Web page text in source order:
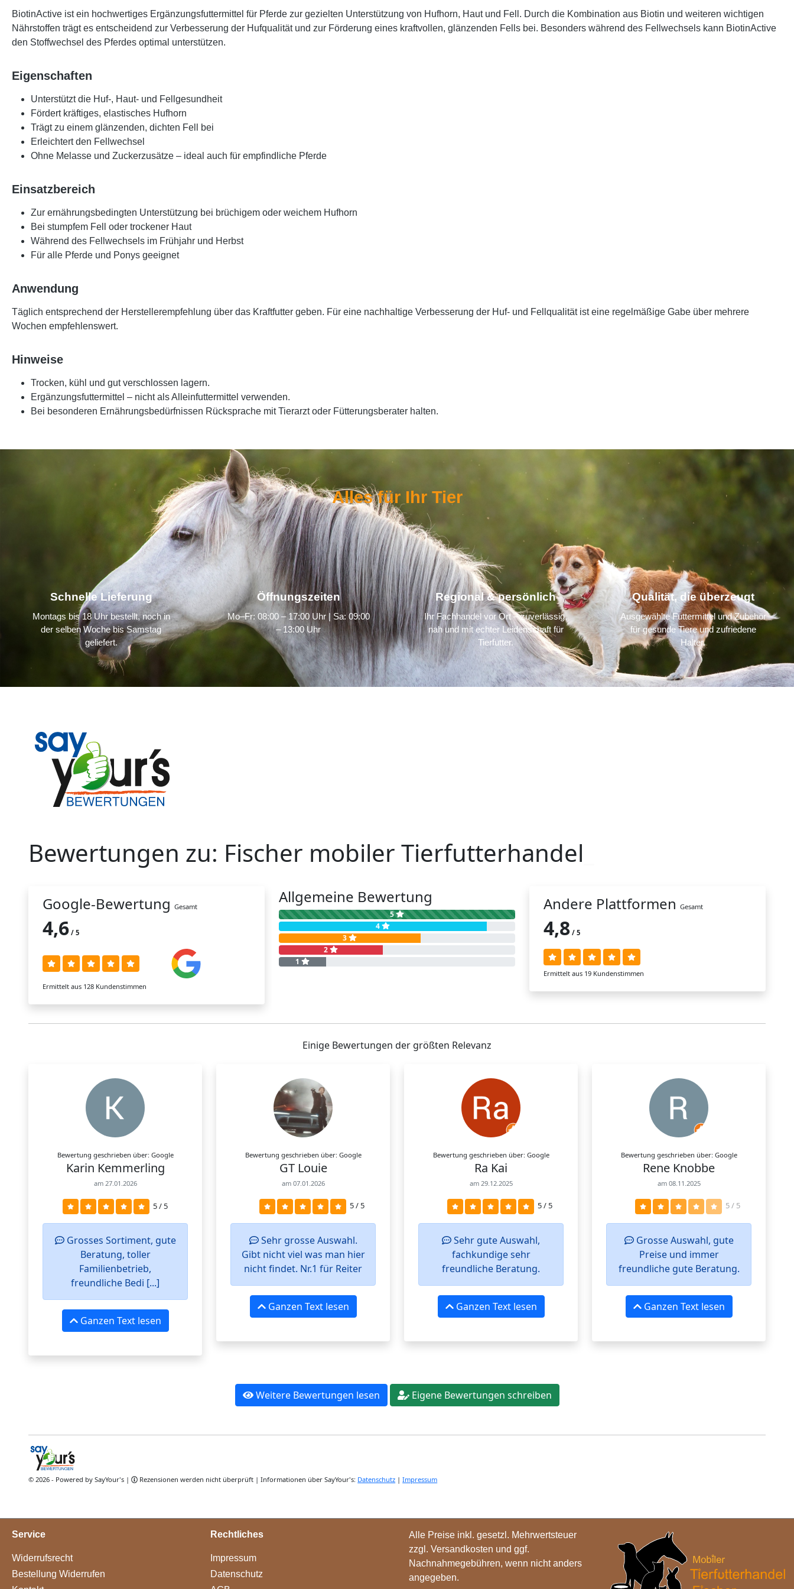
BiotinActive ist ein hochwertiges Ergänzungsfuttermittel für Pferde zur gezielten Unterstützung von Hufhorn, Haut und Fell . Durch die Kombination aus Biotin und weiteren wichtigen
Nährstoffen trägt es entscheidend zur Verbesserung der Hufqualitätund zur Förderung eines kraftvollen, glänzenden Fells bei. Besonders während des Fellwechsels kann BiotinActive
den Stoffwechsel des Pferdes optimal unterstützen.
Eigenschaften
Unterstützt die Huf-, Haut- und Fellgesundheit
Fördert kräftiges, elastisches Hufhorn
Trägt zu einem glänzenden, dichten Fell bei
Erleichtert den Fellwechsel
Ohne Melasse und Zuckerzusätze – ideal auch für empfindliche Pferde
Einsatzbereich
Zur ernährungsbedingten Unterstützung bei brüchigem oder weichem Hufhorn
Bei stumpfem Fell oder trockener Haut
Während des Fellwechsels im Frühjahr und Herbst
Für alle Pferde und Ponys geeignet
Anwendung
Täglich entsprechend der Herstellerempfehlung über das Kraftfutter geben. Für eine nachhaltige Verbesserung der Huf- und Fellqualität ist eine regelmäßige Gabe über mehrere
Wochen empfehlenswert.
Hinweise
Trocken, kühl und gut verschlossen lagern.
Ergänzungsfuttermittel – nicht als Alleinfuttermittel verwenden.
Bei besonderen Ernährungsbedürfnissen Rücksprache mit Tierarzt oder Fütterungsberater halten.
Alles für Ihr Tier
Schnelle Lieferung
Montags bis 18 Uhr bestellt, noch in
der selben Woche bis Samstag
geliefert.
Öffnungszeiten
Mo–Fr: 08:00 – 17:00 Uhr | Sa: 09:00
– 13:00 Uhr
Regional & persönlich
Ihr Fachhandel vor Ort – zuverlässig,
nah und mit echter Leidenschaft für
Tierfutter.
Qualität, die überzeugt
Ausgewählte Futtermittel und Zubehör
für gesunde Tiere und zufriedene
Halter.
Service
Widerrufsrecht
Bestellung Widerrufen
Rechtliches
Impressum
Datenschutz
Alle Preise inkl. gesetzl. Mehrwertsteuer
zzgl. Versandkosten und ggf.
Nachnahmegebühren, wenn nicht anders
angegeben.